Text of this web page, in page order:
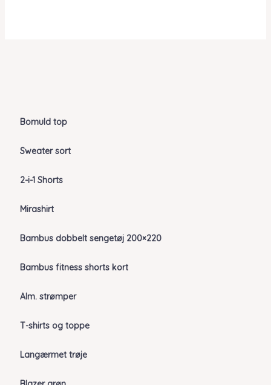
Bomuld top
Sweater sort
2-i-1 Shorts
Mirashirt
Bambus dobbelt sengetøj 200×220
Bambus fitness shorts kort
Alm. strømper
T-shirts og toppe
Langærmet trøje